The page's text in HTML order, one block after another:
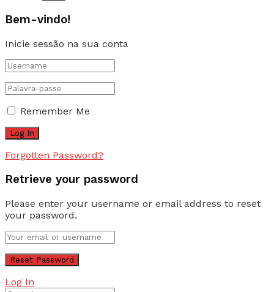
Bem-vindo!
Inicie sessão na sua conta
Remember Me
Forgotten Password?
Retrieve your password
Please enter your username or email address to reset
your password.
Log In